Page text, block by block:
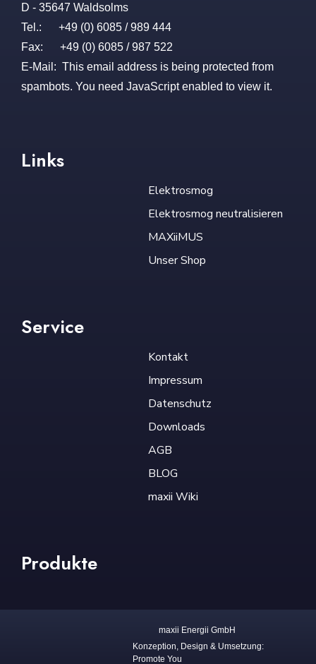
D - 35647 Waldsolms
Tel.: +49 (0) 6085 / 989 444
Fax: +49 (0) 6085 / 987 522
E-Mail: This email address is being protected from
spambots. You need JavaScript enabled to view it.
Links
Elektrosmog
Elektrosmog neutralisieren
MAXiiMUS
Unser Shop
Service
Kontakt
Impressum
Datenschutz
Downloads
AGB
BLOG
maxii Wiki
Produkte
maxii Energii GmbH
Konzeption, Design & Umsetzung:
Promote You